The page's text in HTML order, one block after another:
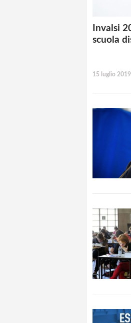
Invalsi
scuola
15 luglio 2019